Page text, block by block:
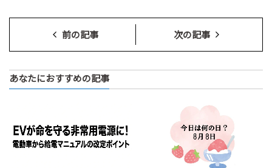
前の記事 次の記事
あなたにおすすめの記事